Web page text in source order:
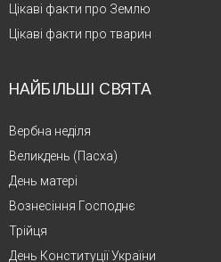
Цікаві факти про Землю
Цікаві факти про тварин
НАЙБІЛЬШІ СВЯТА
Вербна неділя
Великдень (Пасха)
День матері
Вознесіння Господнє
Трійця
День Конституції України